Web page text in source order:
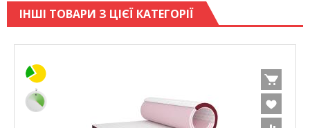
ІНШІ ТОВАРИ З ЦІЄЇ КАТЕГОРІЇ